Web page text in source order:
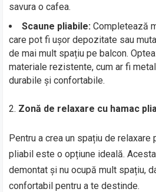
savura o cafea.
Scaune pliabile: Completează
care pot fi ușor depozitate sau
de mai mult spațiu pe balcon.
materiale rezistente, cum ar fi
durabile și confortabile.
Zonă de relaxare cu hamac
Pentru a crea un spațiu de relaxare
pliabil este o opțiune ideală.
demontat și nu ocupă mult spațiu,
confortabil pentru a te destinde.